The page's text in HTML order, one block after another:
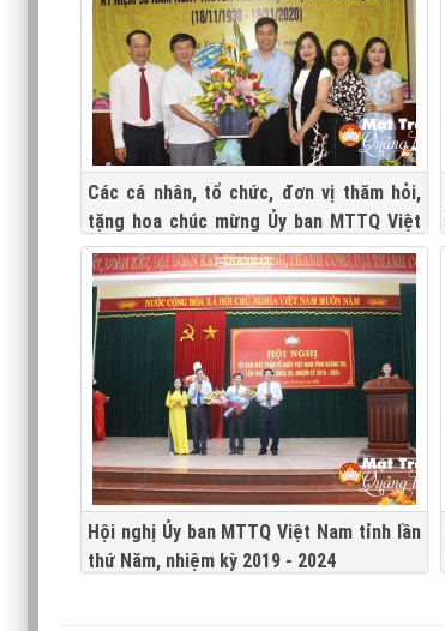
Các cá nhân, tổ chức, đơn vị thăm hỏi,
tặng hoa chúc mừng Ủy ban MTTQ Việt
Nam tỉnh Quảng Trị nhân kỷ niệm 90 Năm
ngày truyền thống MTTQ Việt Nam
(18/11/1930-18/11/2020)
Hội nghị Ủy ban MTTQ Việt Nam tỉnh lần
thứ Năm, nhiệm kỳ 2019 - 2024